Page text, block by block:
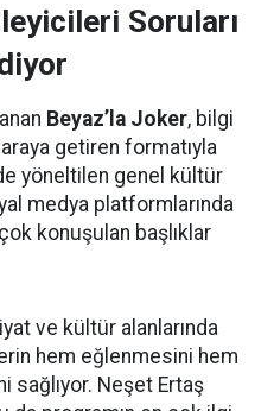
Soruları
Beyaz’la Joker, bilgi
getiren formatıyla
yöneltilen genel kültür
medya platformlarında
konuşulan başlıklar
ve kültür alanlarında
hem eğlenmesini hem
sağlıyor. Neşet Ertaş